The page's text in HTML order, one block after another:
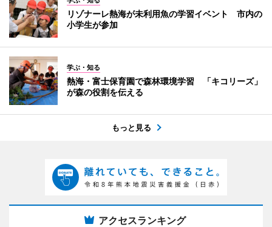
リゾナーレ熱海が未利用魚の学習イベント 市内の
小学生が参加
学ぶ・知る
熱海・富士保育園で森林環境学習 「キコリーズ」
が森の役割を伝える
もっと見る
アクセスランキング